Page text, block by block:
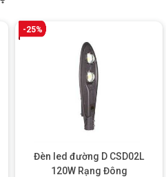
nước mạnh mẽ từ mọi hướng.
tốt trong mọi điều kiện thời
vực có độ ẩm cao.
IK08 về khả năng chống va
quá trình lắp đặt, vận chuyển
là lựa chọn đáng tin cậy cho
-25%
Đèn led đường D CSD02L
120W Rạng Đông